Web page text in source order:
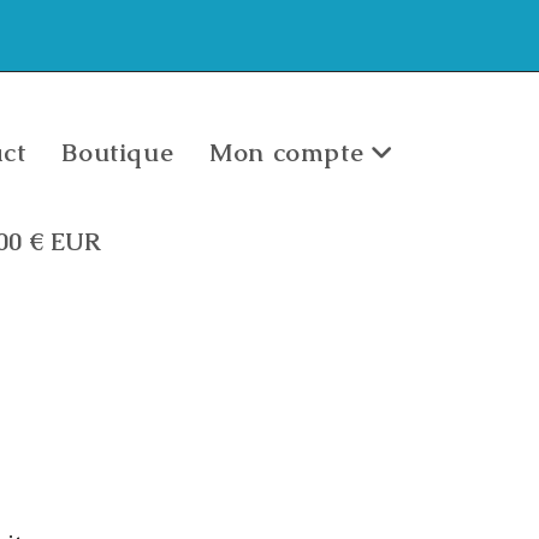
Boutique Mon compte
€ EUR